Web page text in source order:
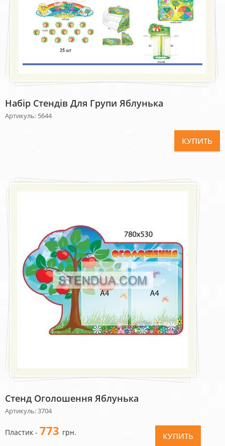
Набір Стендів Для Групи Яблунька
Артикуль: 5644
КУПИТЬ
Стенд Оголошення Яблунька
Артикуль: 3704
Пластик - 773 грн. КУПИТЬ